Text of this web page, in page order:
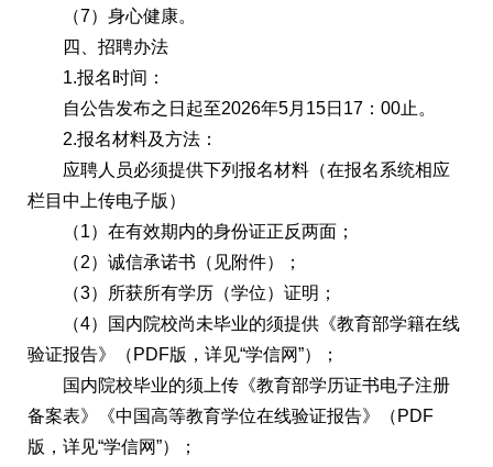
（7）身心健康。
四、招聘办法
1.报名时间：
自公告发布之日起至2026年5月15日17：00止。
2.报名材料及方法：
应聘人员必须提供下列报名材料（在报名系统相应
栏目中上传电子版）
（1）在有效期内的身份证正反两面；
（2）诚信承诺书（见附件）；
（3）所获所有学历（学位）证明；
（4）国内院校尚未毕业的须提供《教育部学籍在线
验证报告》（PDF版，详见“学信网”）；
国内院校毕业的须上传《教育部学历证书电子注册
备案表》《中国高等教育学位在线验证报告》（PDF
版，详见“学信网”）；